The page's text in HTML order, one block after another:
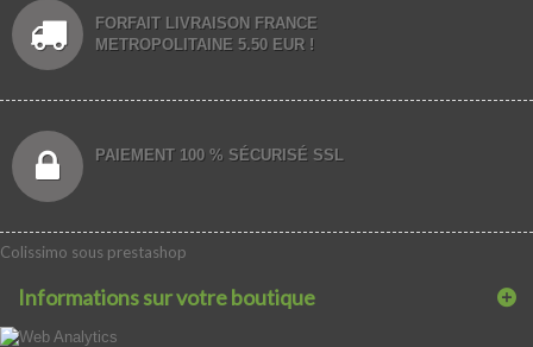
FORFAIT LIVRAISON FRANCE
METROPOLITAINE 5.50 EUR !
PAIEMENT 100 % SÉCURISÉ SSL
Colissimo sous prestashop
Informations sur votre boutique